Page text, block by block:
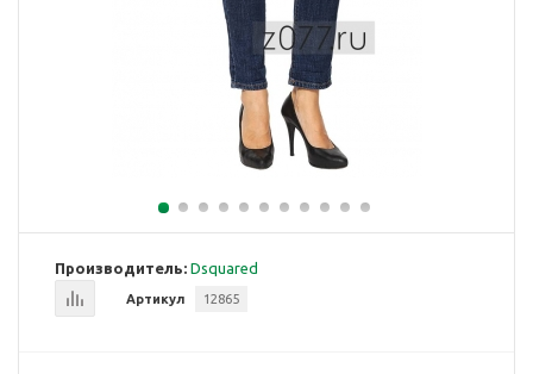
Производитель: Dsquared
Артикул 12865